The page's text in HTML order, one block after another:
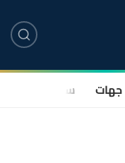
جهات سياسة